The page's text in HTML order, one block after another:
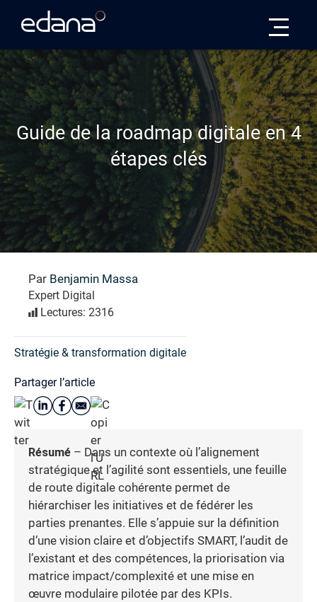
Guide de la roadmap digitale en 4
étapes clés
Par Benjamin Massa
Expert Digital
Lectures: 2316
Stratégie & transformation digitale
Partager l’article
Résumé – Dans un contexte où l’alignement
stratégique et l’agilité sont essentiels, une feuille
de route digitale cohérente permet de
hiérarchiser les initiatives et de fédérer les
parties prenantes. Elle s’appuie sur la définition
d’une vision claire et d’objectifs SMART, l’audit de
l’existant et des compétences, la priorisation via
matrice impact/complexité et une mise en
œuvre modulaire pilotée par des KPIs.